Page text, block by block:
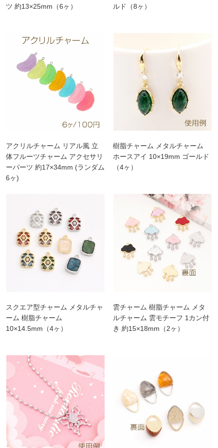
ツ 約13×25mm（6ヶ）
ルド（8ヶ）
アクリルチャーム リアル風 立
体フルーツチャーム アクセサリ
ーパーツ 約17×34mm (ランダム
6ヶ)
樹脂チャーム メタルチャーム
ホースアイ 10×19mm ゴールド
（4ヶ）
スクエア型チャーム メタルチャ
ーム 樹脂チャーム
10×14.5mm（4ヶ）
雲チャーム 樹脂チャーム メタ
ルチャーム 雲モチーフ 1カン付
き 約15×18mm（2ヶ）